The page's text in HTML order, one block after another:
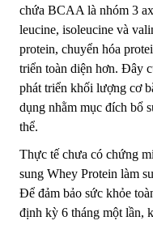
chứa BCAA là nhóm 3
leucine, isoleucine và
protein, chuyển hóa
triển toàn diện hơn. Đây
phát triển khối lượng cơ
dụng nhằm mục đích bổ
thể.
Thực tế chưa có chứng
sung Whey Protein làm
Để đảm bảo sức khỏe
định kỳ 6 tháng một lần,